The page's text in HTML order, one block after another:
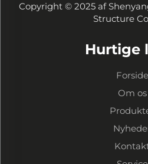
Copyright © 2025 af
Structure
Hurtige
Forside
Om os